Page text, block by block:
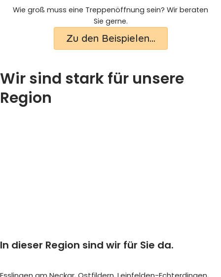
Wie groß muss eine Treppenöffnung sein? Wir beraten
Sie gerne.
Zu den Beispielen...
Wir sind stark für unsere
Region
In dieser Region sind wir für Sie da.